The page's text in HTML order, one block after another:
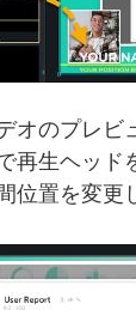
オのプレビ
再生ヘッド
位置を変更